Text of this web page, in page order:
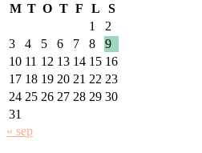
M T O T F L
S
1
2
3
4 5 6 7 8
9
10 11 12 13 14 15 16
17 18 19 20 21 22 23
24 25 26 27 28 29 30
31
« sep